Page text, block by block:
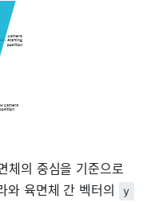
체의 중심을 기준으로
와 육면체 간 벡터의
y